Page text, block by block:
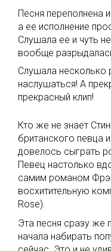
Песня переполнена
а ее исполнение
Слушала ее и чуть
вообще
Слушала несколько
наслушаться! А
прекрасный клип!
Кто же не знает
британского певца
довелось сыграть
Певец настолько
самим романом
восхитительную
Rose).
Эта песня сразу же
начала набирать